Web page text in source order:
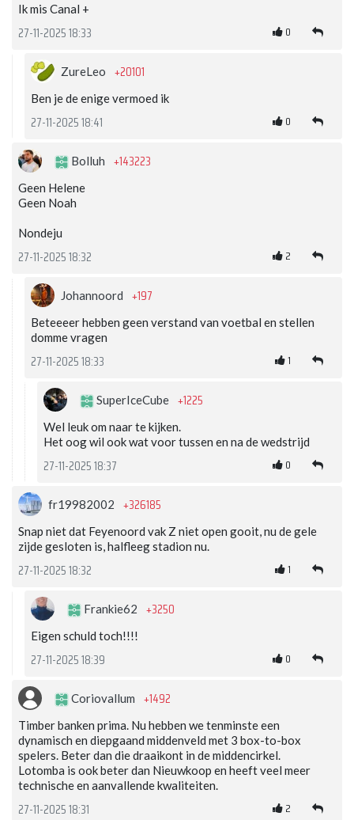
Ik mis Canal +
27-11-2025 18:33 0
ZureLeo +20101
Ben je de enige vermoed ik
27-11-2025 18:41 0
Bolluh +143223
Geen Helene
Geen Noah
Nondeju
27-11-2025 18:32 2
Johannoord +197
Beteeeer hebben geen verstand van voetbal en stellen
domme vragen
27-11-2025 18:33 1
SuperIceCube +1225
Wel leuk om naar te kijken.
Het oog wil ook wat voor tussen en na de wedstrijd
27-11-2025 18:37 0
fr19982002 +326185
Snap niet dat Feyenoord vak Z niet open gooit, nu de gele
zijde gesloten is, halfleeg stadion nu.
27-11-2025 18:32 1
Frankie62 +3250
Eigen schuld toch!!!!
27-11-2025 18:39 0
Coriovallum +1492
Timber banken prima. Nu hebben we tenminste een
dynamisch en diepgaand middenveld met 3 box-to-box
spelers. Beter dan die draaikont in de middencirkel.
Lotomba is ook beter dan Nieuwkoop en heeft veel meer
technische en aanvallende kwaliteiten.
27-11-2025 18:31 2